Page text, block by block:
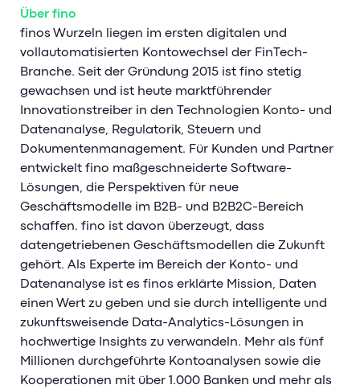
Über fino
finos Wurzeln liegen im ersten digitalen und
vollautomatisierten Kontowechsel der FinTech-
Branche. Seit der Gründung 2015 ist fino stetig
gewachsen und ist heute marktführender
Innovationstreiber in den Technologien Konto- und
Datenanalyse, Regulatorik, Steuern und
Dokumentenmanagement. Für Kunden und Partner
entwickelt fino maßgeschneiderte Software-
Lösungen, die Perspektiven für neue
Geschäftsmodelle im B2B- und B2B2C-Bereich
schaffen. fino ist davon überzeugt, dass
datengetriebenen Geschäftsmodellen die Zukunft
gehört. Als Experte im Bereich der Konto- und
Datenanalyse ist es finos erklärte Mission, Daten
einen Wert zu geben und sie durch intelligente und
zukunftsweisende Data-Analytics-Lösungen in
hochwertige Insights zu verwandeln. Mehr als fünf
Millionen durchgeführte Kontoanalysen sowie die
Kooperationen mit über 1.000 Banken und mehr als